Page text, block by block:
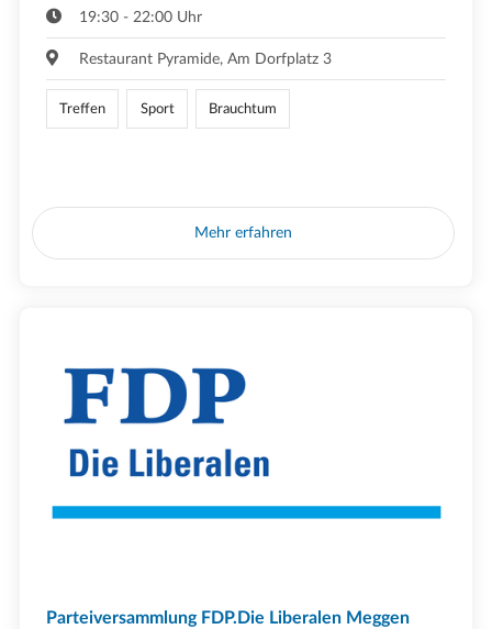
19:30 - 22:00 Uhr
Restaurant Pyramide, Am Dorfplatz 3
Treffen Sport Brauchtum
Mehr erfahren
Parteiversammlung FDP.Die Liberalen Meggen